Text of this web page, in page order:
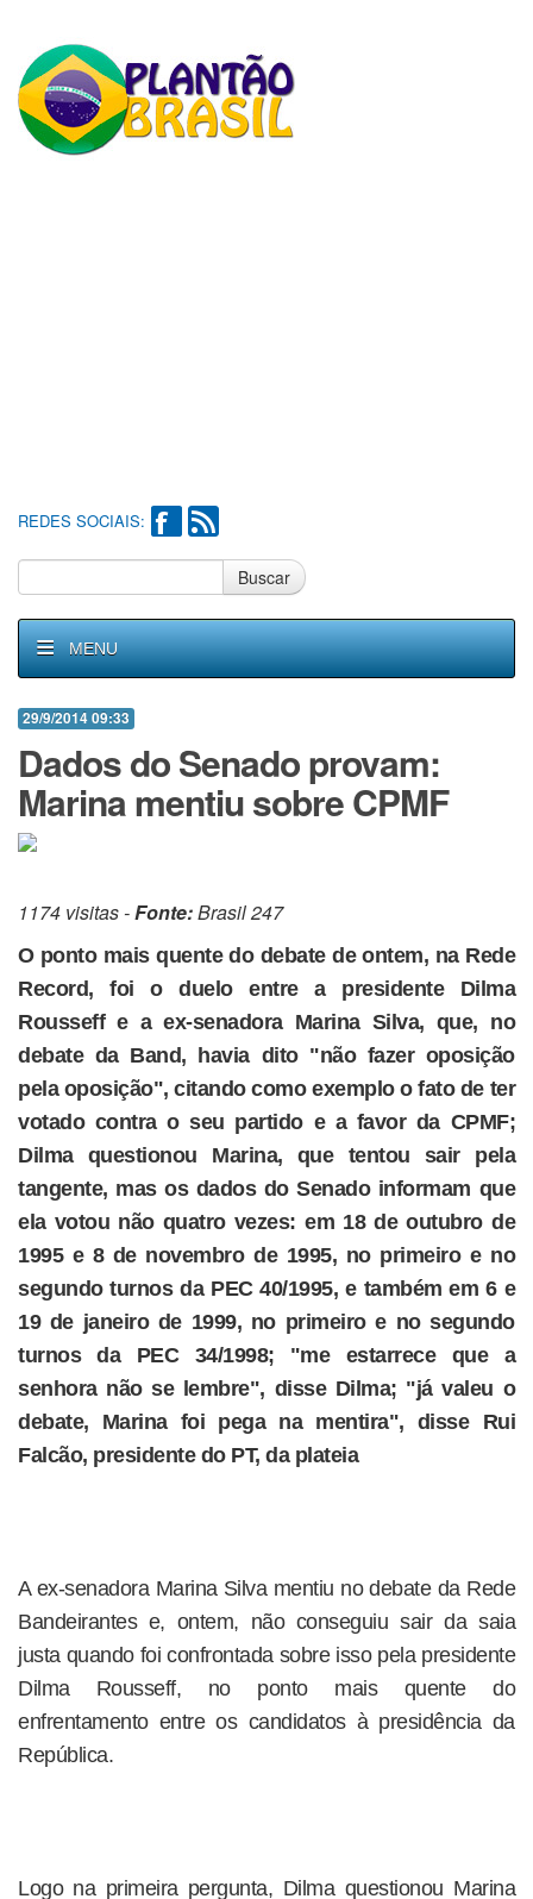
REDES SOCIAIS:
Buscar
MENU
29/9/2014 09:33
Dados do Senado provam:
Marina mentiu sobre CPMF
1174 visitas -Fonte:Brasil 247
O ponto mais quente do debate de ontem, na Rede
Record, foi o duelo entre a presidente Dilma
Rousseff e a ex-senadora Marina Silva, que, no
debate da Band, havia dito "não fazer oposição
pela oposição", citando como exemplo o fato de ter
votado contra o seu partido e a favor da CPMF;
Dilma questionou Marina, que tentou sair pela
tangente, mas os dados do Senado informam que
ela votou não quatro vezes: em 18 de outubro de
1995 e 8 de novembro de 1995, no primeiro e no
segundo turnos da PEC 40/1995, e também em 6 e
19 de janeiro de 1999, no primeiro e no segundo
turnos da PEC 34/1998; "me estarrece que a
senhora não se lembre", disse Dilma; "já valeu o
debate, Marina foi pega na mentira", disse Rui
Falcão, presidente do PT, da plateia
A ex-senadora Marina Silva mentiu no debate da Rede
Bandeirantes e, ontem, não conseguiu sair da saia
justa quando foi confrontada sobre isso pela presidente
Dilma Rousseff, no ponto mais quente do
enfrentamento entre os candidatos à presidência da
República.
Logo na primeira pergunta, Dilma questionou Marina